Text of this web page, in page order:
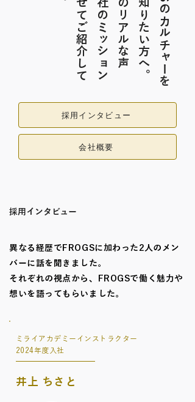
採用インタビュー
会社概要
採用インタビュー
異なる経歴でFROGSに加わった2人のメン
バーに話を聞きました。
それぞれの視点から、FROGSで働く魅力や
想いを語ってもらいました。
ミライアカデミーインストラクター
2024年度入社
井上 ちさと